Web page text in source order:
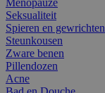
Seksualiteit
Spieren en gewrichten
Steunkousen
Zware benen
Pillendozen
Acne